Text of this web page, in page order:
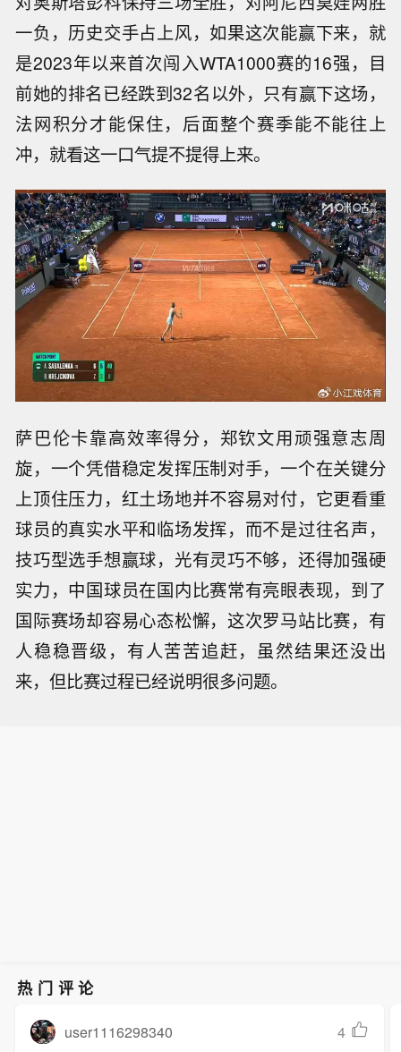
一负，历史交手占上风，如果这次能赢下来，就
是2023年以来首次闯入WTA1000赛的16强，目
前她的排名已经跌到32名以外，只有赢下这场，
法网积分才能保住，后面整个赛季能不能往上
冲，就看这一口气提不提得上来。
萨巴伦卡靠高效率得分，郑钦文用顽强意志周
旋，一个凭借稳定发挥压制对手，一个在关键分
上顶住压力，红土场地并不容易对付，它更看重
球员的真实水平和临场发挥，而不是过往名声，
技巧型选手想赢球，光有灵巧不够，还得加强硬
实力，中国球员在国内比赛常有亮眼表现，到了
国际赛场却容易心态松懈，这次罗马站比赛，有
人稳稳晋级，有人苦苦追赶，虽然结果还没出
来，但比赛过程已经说明很多问题。
热门评论
user1116298340 4